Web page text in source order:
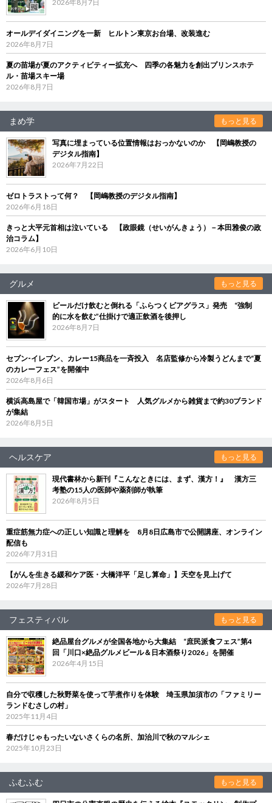
2026年8月7日
オールデイダイニングを一新 ヒルトン東京お台場、改装進む
2026年8月7日
夏の苗場が夏のアクティビティー拡充へ 四季の各魅力を創出プリンスホテ
ル・苗場スキー場
2026年8月7日
まめ学 もっと見る
写真に埋まっている位置情報はおっかないのか 【岡嶋教授の
デジタル指南】
2026年7月22日
ゼロトラストって何？ 【岡嶋教授のデジタル指南】
2026年6月18日
きっと大平元首相は泣いている 【政眼鏡（せいがんきょう）－本田雅俊の政
治コラム】
2026年6月10日
グルメ もっと見る
ビールだけ飲むと倒れる「ふらつくビアグラス」発売 “強制
的に水を飲む”仕掛けで適正飲酒を後押し
2026年8月7日
セブン‐イレブン、カレー15商品を一斉投入 名店監修から冷製うどんまで“夏
のカレーフェス”を開催中
2026年8月6日
横浜高島屋で「韓国市場」がスタート 人気グルメから雑貨まで約30ブランド
が集結
2026年8月5日
ヘルスケア もっと見る
現代書林から新刊『こんなときには、まず、漢方！』 漢方三
考塾の15人の医師や薬剤師が執筆
2026年8月5日
重症筋無力症への正しい知識と理解を 8月8日広島市で公開講座、オンライン
配信も
2026年7月31日
【がんを生きる緩和ケア医・大橋洋平「足し算命」】天空を見上げて
2026年7月28日
フェスティバル もっと見る
絶品屋台グルメが全国各地から大集結 “庶民派食フェス”第4
回「川口×絶品グルメビール＆日本酒祭り2026」を開催
2026年4月15日
自分で収穫した秋野菜を使って芋煮作りを体験 埼玉県加須市の「ファミリー
ランドむさしの村」
2025年11月4日
春だけじゃもったいないさくらの名所、加治川で秋のマルシェ
2025年10月23日
ふむふむ もっと見る